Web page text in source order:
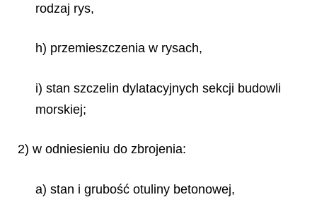
rodzaj rys,
h) przemieszczenia w rysach,
i) stan szczelin dylatacyjnych sekcji budowli
morskiej;
2) w odniesieniu do zbrojenia:
a) stan i grubość otuliny betonowej,